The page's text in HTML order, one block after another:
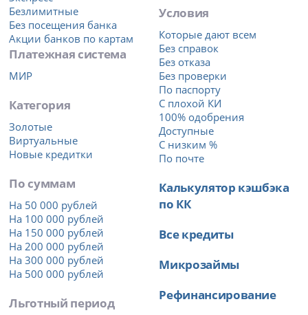
Безлимитные
Без посещения банка
Акции банков по картам
Платежная система
МИР
Категория
Золотые
Виртуальные
Новые кредитки
По суммам
На 50 000 рублей
На 100 000 рублей
На 150 000 рублей
На 200 000 рублей
На 300 000 рублей
На 500 000 рублей
Льготный период
Условия
Которые дают всем
Без справок
Без отказа
Без проверки
По паспорту
С плохой КИ
100% одобрения
Доступные
С низким %
По почте
Калькулятор кэшбэка
по КК
Все кредиты
Микрозаймы
Рефинансирование